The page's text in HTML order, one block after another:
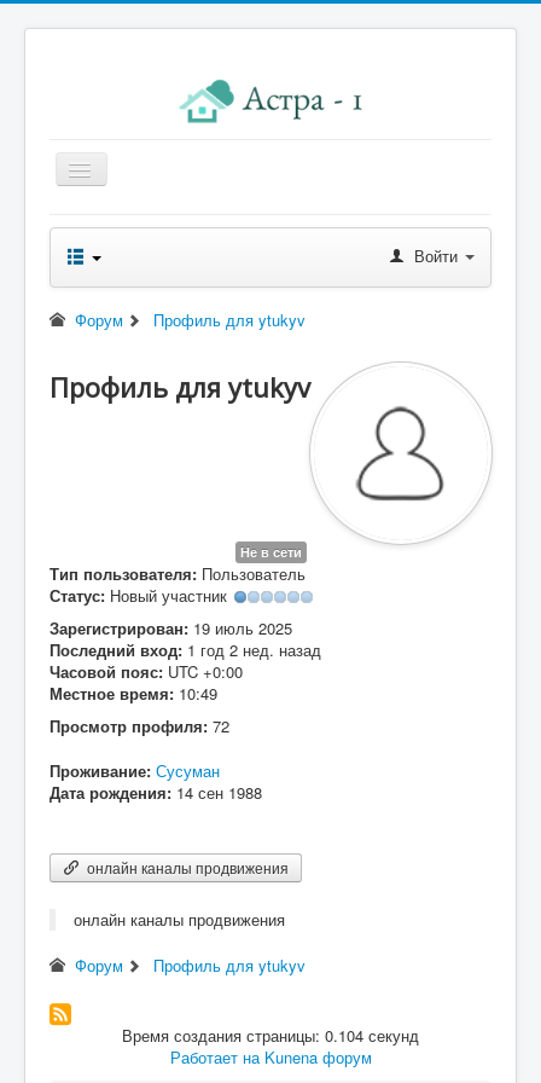
Главная
Новости правления
Начисления к оплате
Реквизиты
Войти
Форум Профиль для ytukyv
Профиль для ytukyv
Не в сети
Тип пользователя: Пользователь
Статус: Новый участник
Зарегистрирован: 19 июль 2025
Последний вход: 1 год 2 нед. назад
Часовой пояс: UTC +0:00
Местное время: 10:49
Просмотр профиля: 72
Проживание: Сусуман
Дата рождения: 14 сен 1988
онлайн каналы продвижения
онлайн каналы продвижения
Форум
Профиль для ytukyv
Время создания страницы: 0.104 секунд
Работает на Kunena форум